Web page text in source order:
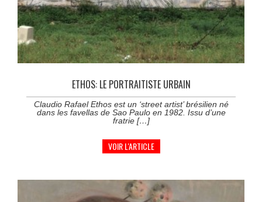
ETHOS: LE PORTRAITISTE URBAIN
Claudio Rafael Ethos est un ‘street artist’ brésilien né
dans les favellas de Sao Paulo en 1982. Issu d’une
fratrie […]
VOIR L'ARTICLE